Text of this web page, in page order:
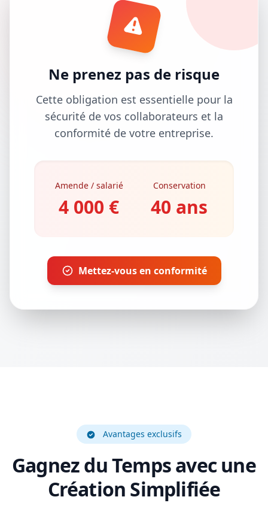
Ne prenez pas de risque
Cette obligation est essentielle pour la
sécurité de vos collaborateurs et la
conformité de votre entreprise.
Amende / salarié
4 000 €
Conservation
40 ans
Mettez-vous en conformité
Avantages exclusifs
Gagnez du Temps avec une
Création Simplifiée